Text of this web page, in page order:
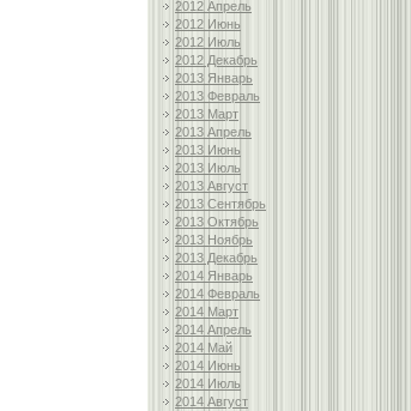
2012 Апрель
2012 Июнь
2012 Июль
2012 Декабрь
2013 Январь
2013 Февраль
2013 Март
2013 Апрель
2013 Июнь
2013 Июль
2013 Август
2013 Сентябрь
2013 Октябрь
2013 Ноябрь
2013 Декабрь
2014 Январь
2014 Февраль
2014 Март
2014 Апрель
2014 Май
2014 Июнь
2014 Июль
2014 Август